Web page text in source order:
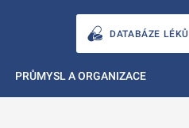
DATABÁZE LÉKŮ
PRŮMYSL A ORGANIZACE